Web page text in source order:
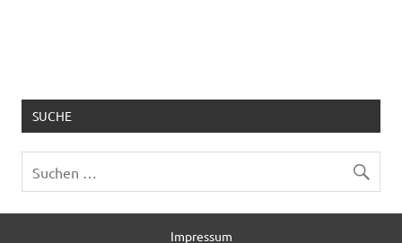
SUCHE
Impressum